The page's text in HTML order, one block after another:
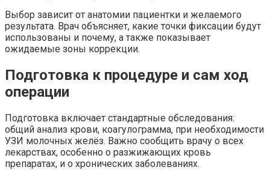
Выбор зависит от анатомии пациентки и желаемого
результата. Врач объясняет, какие точки фиксации будут
использованы и почему, а также показывает
ожидаемые зоны коррекции.
Подготовка к процедуре и сам ход
операции
Подготовка включает стандартные обследования:
общий анализ крови, коагулограмма, при необходимости
УЗИ молочных желёз. Важно сообщить врачу о всех
лекарствах, особенно о разжижающих кровь
препаратах, и о хронических заболеваниях.